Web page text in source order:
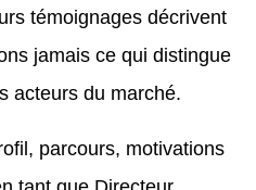
témoignages décrivent
jamais ce qui distingue
acteurs du marché.
parcours, motivations